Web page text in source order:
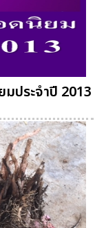
ประจำปี 2013